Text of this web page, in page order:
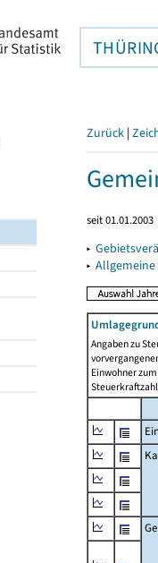
Zurück |
seit 01.01.2003
▸
▸
Angaben zu
Einwohner